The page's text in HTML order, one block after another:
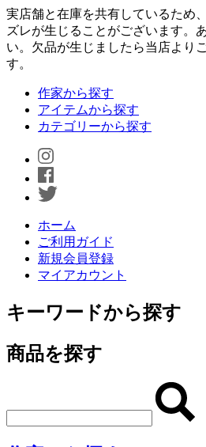
実店舗と在庫を共有しているため
ズレが生じることがございます。
い。欠品が生じましたら当店より
す。
作家から探す
アイテムから探す
カテゴリーから探す
ホーム
ご利用ガイド
新規会員登録
マイアカウント
キーワードから探す
商品を探す